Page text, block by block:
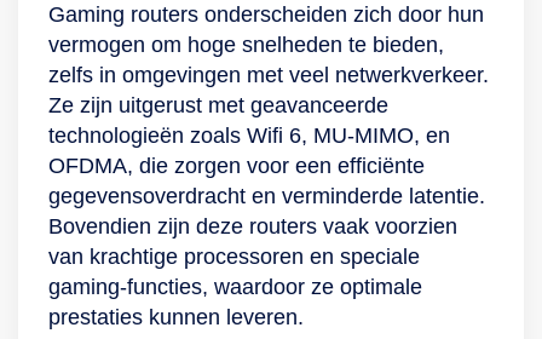
verwerken.
Daarnaast wordt het
apparaat geleverd
met AiProtection
Pro, wat voor
uitgebreide
databeveiliging
zorgt, jouw netwerk
beschermt tegen
online bedreigingen
en ouderlijk toezicht
tot 5.400 Mbit/s, wat
zorgt voor een
betrouwbare
verbinding voor al
jouw
gamingbehoeften.
Mesh-netwerk,
AiProtection Pro en
Asus Router-app
Een van de
handigste functies
antennes zorgen
voor een groot
bereik en sterke
wifisignalen die op
jouw apparaten
worden gericht.
Extra dekking
nodig? Gebruik de
router dan in
combinatie met
OneMesh-
Gaming routers onderscheiden zich door hun
vermogen om hoge snelheden te bieden,
zelfs in omgevingen met veel netwerkverkeer.
Ze zijn uitgerust met geavanceerde
technologieën zoals Wifi 6, MU-MIMO, en
OFDMA, die zorgen voor een efficiënte
gegevensoverdracht en verminderde latentie.
Bovendien zijn deze routers vaak voorzien
van krachtige processoren en speciale
gaming-functies, waardoor ze optimale
prestaties kunnen leveren.